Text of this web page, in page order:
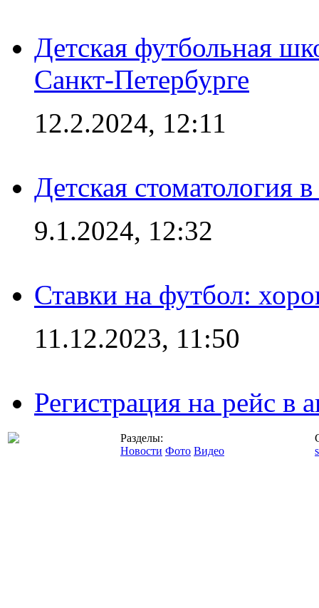
Детская футбольная
Санкт-Петербурге
12.2.2024, 12:11
Детская стоматология
9.1.2024, 12:32
Ставки на футбол:
11.12.2023, 11:50
Регистрация на рейс в
Разделы:
Новости Фото Видео